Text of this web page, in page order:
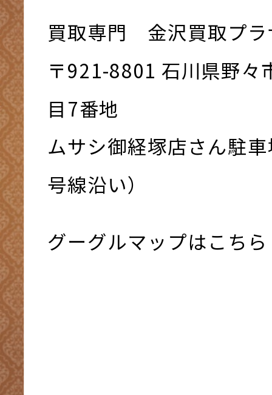
買取専門 金沢買取プラ
〒921-8801 ⽯川県野々
⽬7番地
ムサシ御経塚店さん駐
号線沿い）
グーグルマップはこちら